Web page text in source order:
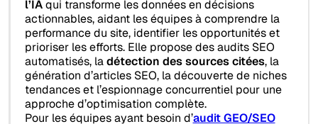
l’IAqui transforme les données en décisions
actionnables, aidant les équipes à comprendre la
performance du site, identifier les opportunités et
prioriser les efforts. Elle propose des audits SEO
automatisés, ladétection des sources citées, la
génération d’articles SEO, la découverte de niches
tendances et l’espionnage concurrentiel pour une
approche d’optimisation complète.
Pour les équipes ayant besoin d’audit GEO/SEO